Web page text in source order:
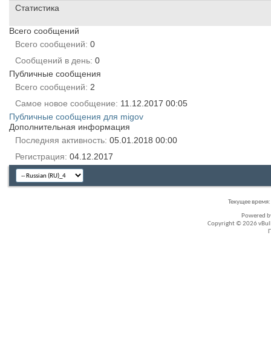
Статистика
Всего сообщений
Всего сообщений 0
Сообщений в день 0
Публичные сообщения
Всего сообщений
2
Самое новое сообщение
11.12.2017 00:05
Публичные сообщения для migov
Дополнительная информация
Последняя активность 05.01.2018 00:00
Регистрация 04.12.2017
Текущее время:
Powered
Copyright © 2026